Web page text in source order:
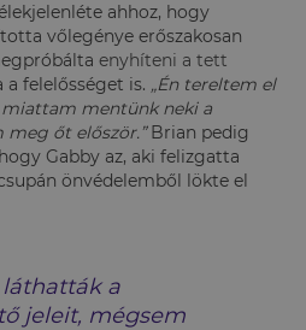
ahhoz, hogy
vőlegénye erőszakosan
enyhíteni a tett
felelősséget is. „Én tereltem el
mentünk neki a
meg őt először.”Brian pedig
Gabby az, aki felizgatta
önvédelemből lökte el
a
jeleit, mégsem